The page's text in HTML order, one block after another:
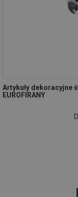
Artykuły dekoracyjne
EUROFIRANY